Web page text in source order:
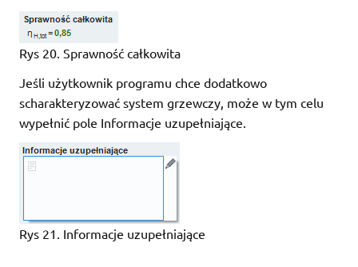
Rys 20. Sprawność całkowita
Jeśli użytkownik programu chce dodatkowo
scharakteryzować system grzewczy, może w tym celu
wypełnić pole Informacje uzupełniające.
Rys 21. Informacje uzupełniające